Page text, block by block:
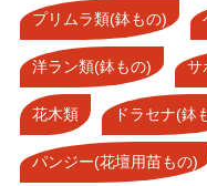
プリムラ類(鉢もの)
洋ラン類(鉢もの) サ
花木類 ドラセナ(鉢
パンジー(花壇用苗もの)